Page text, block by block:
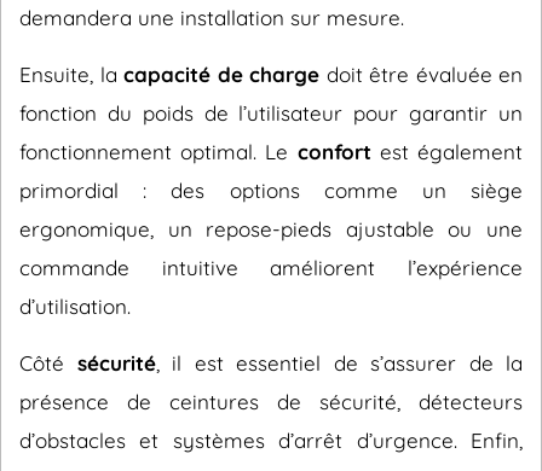
demandera une installation sur mesure.
Ensuite, la capacité de charge doit être évaluée en
fonction du poids de l’utilisateur pour garantir un
fonctionnement optimal. Le confort est également
primordial : des options comme un siège
ergonomique, un repose-pieds ajustable ou une
commande intuitive améliorent l’expérience
d’utilisation.
Côté sécurité, il est essentiel de s’assurer de la
présence de ceintures de sécurité, détecteurs
d’obstacles et systèmes d’arrêt d’urgence. Enfin,